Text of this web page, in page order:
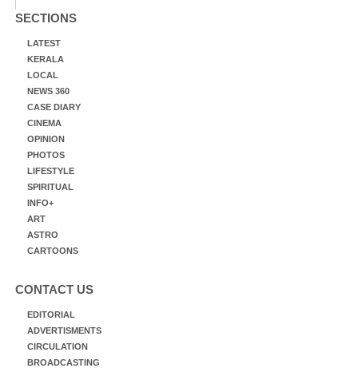
SECTIONS
LATEST
KERALA
LOCAL
NEWS 360
CASE DIARY
CINEMA
OPINION
PHOTOS
LIFESTYLE
SPIRITUAL
INFO+
ART
ASTRO
CARTOONS
CONTACT US
EDITORIAL
ADVERTISMENTS
CIRCULATION
BROADCASTING